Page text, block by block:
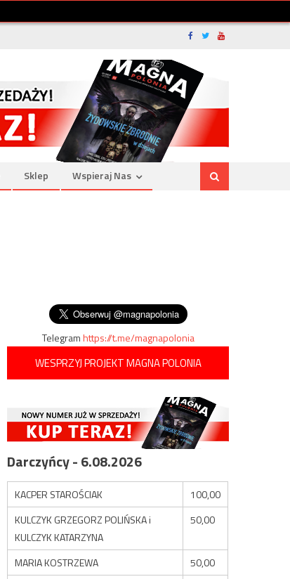
Sklep Wspieraj Nas
Telegramhttps://t.me/magnapolonia
WESPRZYJ PROJEKT MAGNA POLONIA
Darczyńcy - 6.08.2026
KACPER STAROŚCIAK
100,00
KULCZYK GRZEGORZ POLIŃSKA i
KULCZYK KATARZYNA
50,00
MARIA KOSTRZEWA
50,00